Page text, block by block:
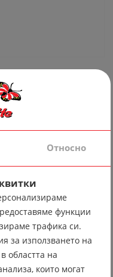
Относно
функции
трафика си.
за използването на
областта на
които могат